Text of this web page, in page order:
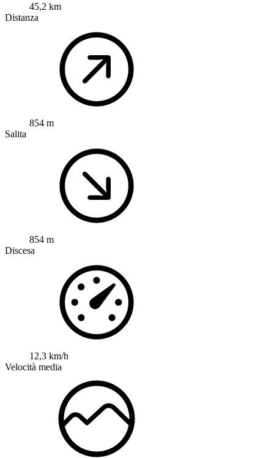
45,2 km
Distanza
854 m
Salita
854 m
Discesa
12,3 km/h
Velocità media